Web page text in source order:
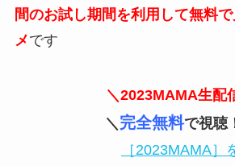
間のお試し期間を利用して無料
メです
＼2023MAMA生配
＼ 完全無料で視聴
［2023MAMA］